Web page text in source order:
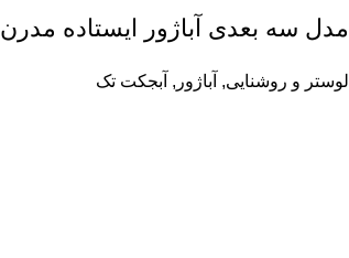
مدل سه بعدی آباژور ایستاده مدرن 128
لوستر و روشنایی, آباژور , آبجکت تک